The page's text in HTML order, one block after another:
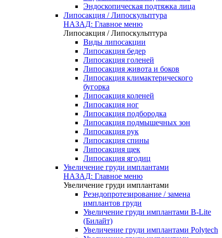
Эндоскопическая подтяжка лица
Липосакция / Липоскульптура
НАЗАД: Главное меню
Липосакция / Липоскульптура
Виды липосакции
Липосакция бедер
Липосакция голеней
Липосакция живота и боков
Липосакция климактерического
бугорка
Липосакция коленей
Липосакция ног
Липосакция подбородка
Липосакция подмышечных зон
Липосакция рук
Липосакция спины
Липосакция щек
Липосакция ягодиц
Увеличение груди имплантами
НАЗАД: Главное меню
Увеличение груди имплантами
Реэндопротезирование / замена
имплантов груди
Увеличение груди имплантами B-Lite
(Билайт)
Увеличение груди имплантами Polytech